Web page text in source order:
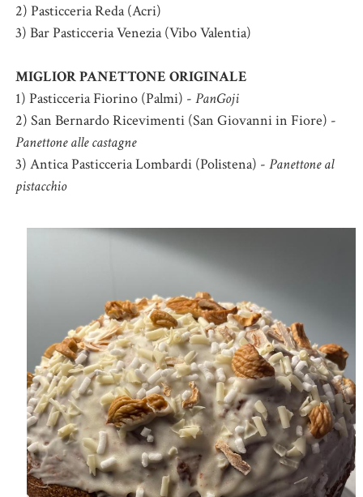
2) Pasticceria Reda (Acri)
3) Bar Pasticceria Venezia (Vibo Valentia)
MIGLIOR PANETTONE ORIGINALE
1) Pasticceria Fiorino (Palmi) - PanGoji
2) San Bernardo Ricevimenti (San Giovanni in Fiore) -
Panettone alle castagne
3) Antica Pasticceria Lombardi (Polistena) - Panettone al
pistacchio